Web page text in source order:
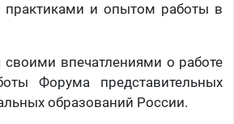
и опытом работы в
своими впечатлениями о работе
Форума представительных
образований России.